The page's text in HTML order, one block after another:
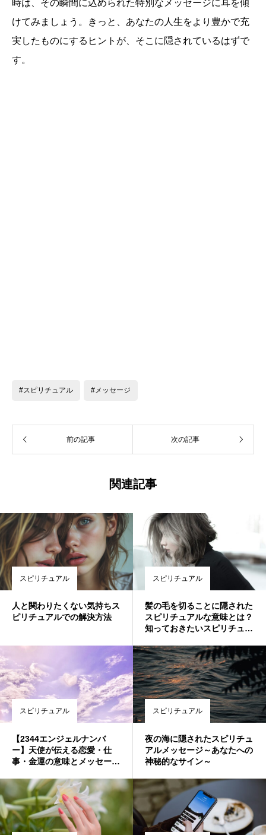
時は、その瞬間に込められた特別なメッセージに耳を傾
けてみましょう。きっと、あなたの人生をより豊かで充
実したものにするヒントが、そこに隠されているはずで
す。
#スピリチュアル #メッセージ
前の記事 次の記事
関連記事
スピリチュアル
人と関わりたくない気持ちス
ピリチュアルでの解決方法
スピリチュアル
髪の毛を切ることに隠された
スピリチュアルな意味とは？
知っておきたいスピリチュア
スピリチュアル
【2344エンジェルナンバ
ー】天使が伝える恋愛・仕
事・金運の意味とメッセージ
スピリチュアル
夜の海に隠されたスピリチュ
アルメッセージ～あなたへの
神秘的なサイン～